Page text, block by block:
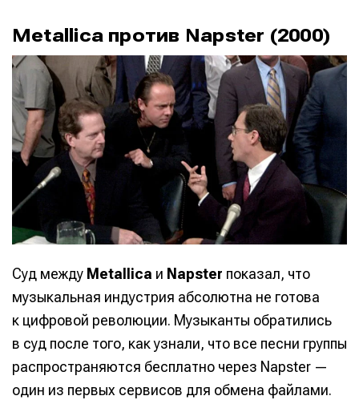
Metallica против Napster (2000)
Суд между Metallica и Napster показал, что
музыкальная индустрия абсолютна не готова
к цифровой революции. Музыканты обратились
в суд после того, как узнали, что все песни группы
распространяются бесплатно через Napster —
один из первых сервисов для обмена файлами.